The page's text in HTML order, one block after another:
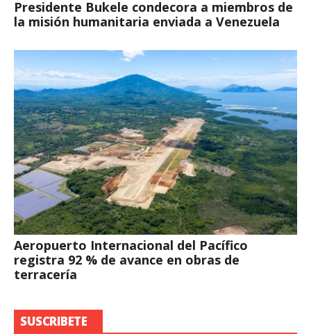
Presidente Bukele condecora a miembros de
la misión humanitaria enviada a Venezuela
Aeropuerto Internacional del Pacífico
registra 92 % de avance en obras de
terracería
SUSCRIBETE